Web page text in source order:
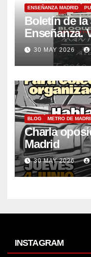
ENSEÑANZA MADRID
Boletín de la
Enseñanza.
30 MAY 2026
BLOG METRO DE
Charla
Madrid
30 MAY 2026
INSTAGRAM